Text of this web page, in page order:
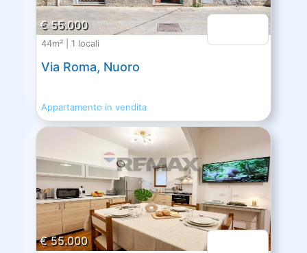
€ 55.000
44m² | 1 locali
Via Roma, Nuoro
Appartamento in vendita
€ 55.000